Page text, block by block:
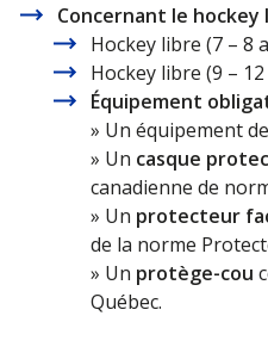
https://
Concernant le hockey
Hockey libre (7 – 8
Hockey libre (9 –
Équipement
» Un équipement
» Un casque
canadienne de
» Un protecteur
de la norme
» Un protège-cou
Québec.